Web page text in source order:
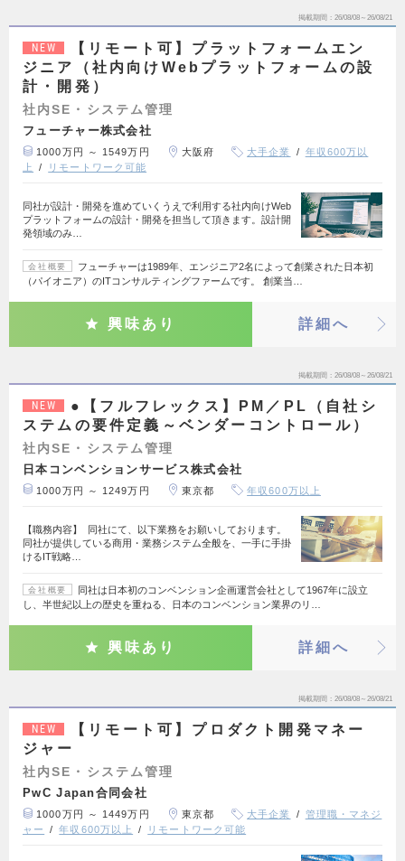
掲載期間 26/08/08～26/08/21
NEW
【リモート可】プラットフォームエン
ジニア（社内向けWebプラットフォームの設
計・開発）
社内SE・システム管理
フューチャー株式会社
1000万円 ～ 1549万円 大阪府 大手企業
年収600万以
上
リモートワーク可能
同社が設計・開発を進めていくうえで利用する社内向けWeb
プラットフォームの設計・開発を担当して頂きます。設計開
発領域のみ…
会社概要
フューチャーは1989年、エンジニア2名によって創業された日本初
（パイオニア）のITコンサルティングファームです。 創業当…
興味あり 詳細へ
掲載期間 26/08/08～26/08/21
NEW
●【フルフレックス】PM／PL（自社シ
ステムの要件定義～ベンダーコントロール）
社内SE・システム管理
日本コンベンションサービス株式会社
1000万円 ～ 1249万円 東京都 年収600万以上
【職務内容】 同社にて、以下業務をお願いしております。
同社が提供している商用・業務システム全般を、一手に手掛
けるIT戦略…
会社概要
同社は日本初のコンベンション企画運営会社として1967年に設立
し、半世紀以上の歴史を重ねる、日本のコンベンション業界のリ…
興味あり 詳細へ
掲載期間 26/08/08～26/08/21
NEW
【リモート可】プロダクト開発マネー
ジャー
社内SE・システム管理
PwC Japan合同会社
1000万円 ～ 1449万円 東京都 大手企業
管理職・マネジ
ャー
年収600万以上 リモートワーク可能